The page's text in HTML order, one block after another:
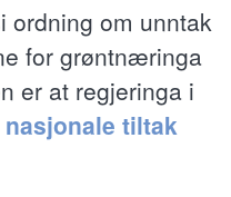
ordning om unntak
for grøntnæringa
er at regjeringa i
nasjonale tiltak